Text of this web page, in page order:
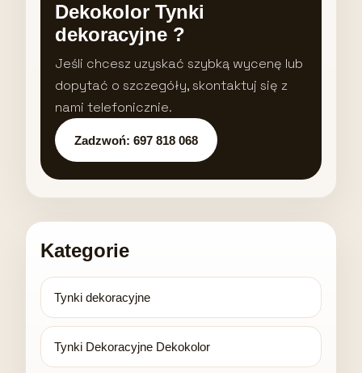
Dekokolor Tynki
dekoracyjne ?
Jeśli chcesz uzyskać szybką wycenę lub
dopytać o szczegóły, skontaktuj się z
nami telefonicznie.
Zadzwoń: 697 818 068
Kategorie
Tynki dekoracyjne
Tynki Dekoracyjne Dekokolor